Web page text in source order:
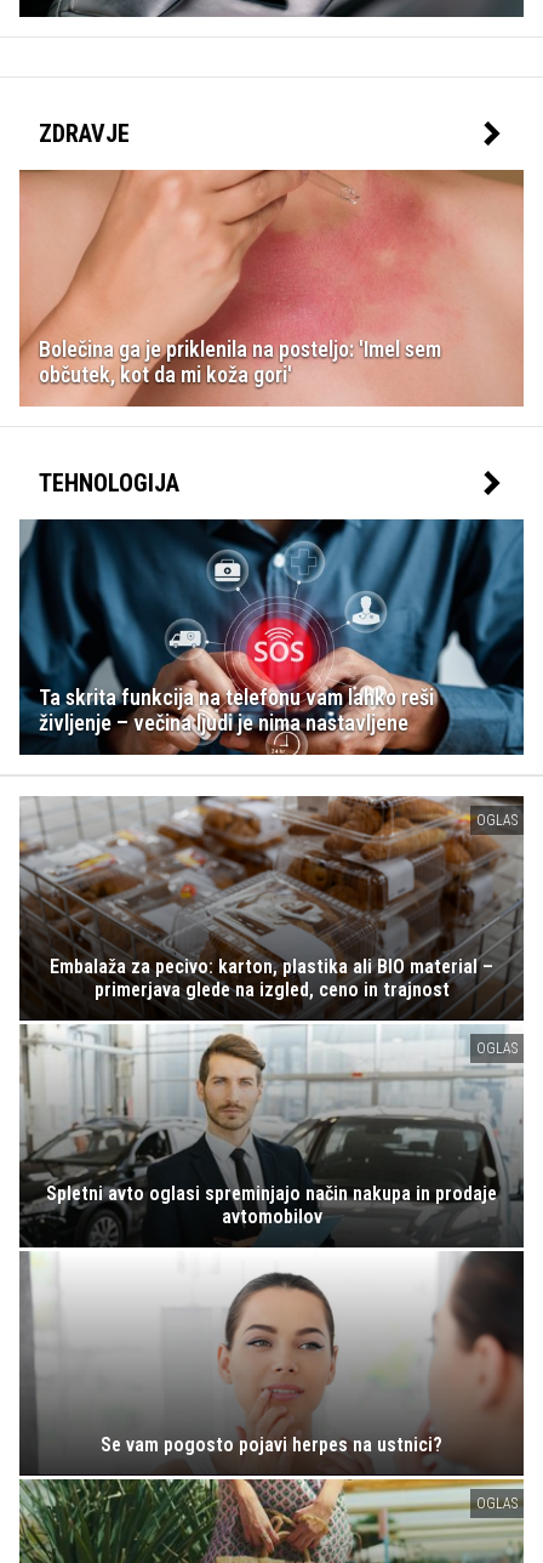
ZDRAVJE
Bolečina ga je priklenila na posteljo: 'Imel sem
občutek, kot da mi koža gori'
TEHNOLOGIJA
Ta skrita funkcija na telefonu vam lahko reši
življenje – večina ljudi je nima nastavljene
OGLAS
Embalaža za pecivo: karton, plastika ali BIO material –
primerjava glede na izgled, ceno in trajnost
OGLAS
Spletni avto oglasi spreminjajo način nakupa in prodaje
avtomobilov
Se vam pogosto pojavi herpes na ustnici?
OGLAS